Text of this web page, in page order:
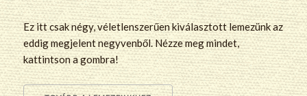
Ez itt csak négy, véletlenszerűen kiválasztott lemezünk az
eddig megjelent negyvenből. Nézze meg mindet,
kattintson a gombra!